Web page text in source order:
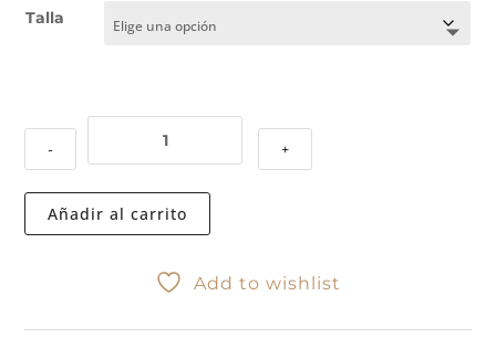
Talla
- +
Añadir al carrito
Add to wishlist